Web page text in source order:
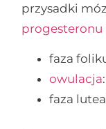
przysadki
progesteronu
faza
owulacja
faza